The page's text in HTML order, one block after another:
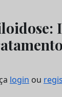
login ou